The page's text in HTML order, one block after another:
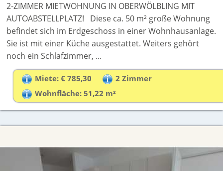
2-ZIMMER MIETWOHNUNG IN OBERWÖLBLING MIT
AUTOABSTELLPLATZ! Diese ca. 50 m² große Wohnung
befindet sich im Erdgeschoss in einer Wohnhausanlage.
Sie ist mit einer Küche ausgestattet. Weiters gehört
noch ein Schlafzimmer, ...
Miete: € 785,30
2 Zimmer
Wohnfläche: 51,22 m²